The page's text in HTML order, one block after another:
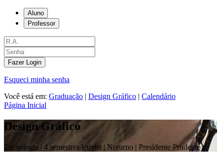
Aluno
Professor
Fazer Login
Esqueci minha senha
Você está em: Graduação | Design Gráfico | Calendário
Página Inicial
Design Gráfico
Tecnologia | 4 semestres letivos | Noturno | Presidente Prudente